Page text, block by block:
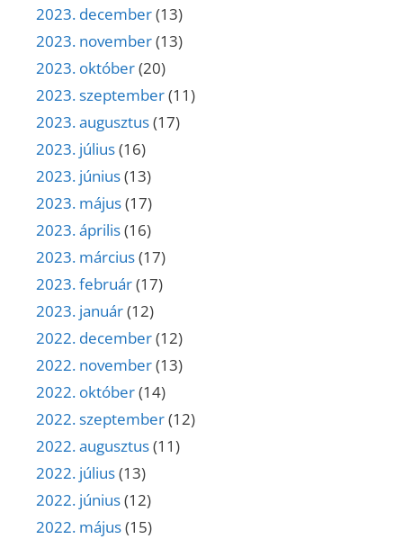
2023. december(13)
2023. november(13)
2023. október(20)
2023. szeptember(11)
2023. augusztus(17)
2023. július(16)
2023. június(13)
2023. május(17)
2023. április(16)
2023. március(17)
2023. február(17)
2023. január(12)
2022. december(12)
2022. november(13)
2022. október(14)
2022. szeptember(12)
2022. augusztus(11)
2022. július(13)
2022. június(12)
2022. május(15)